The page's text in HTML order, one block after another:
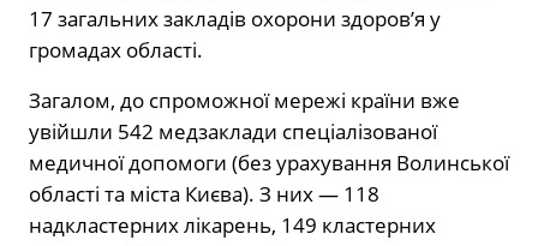
17 загальних закладів охорони здоров’я у
громадах області.
Загалом, до спроможної мережі країни вже
увійшли 542 медзаклади спеціалізованої
медичної допомоги (без урахування Волинської
області та міста Києва). З них — 118
надкластерних лікарень, 149 кластерних